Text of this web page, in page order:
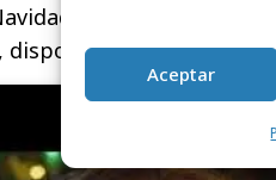
Aceptar
muy Jonas
disponible en Disney+ el